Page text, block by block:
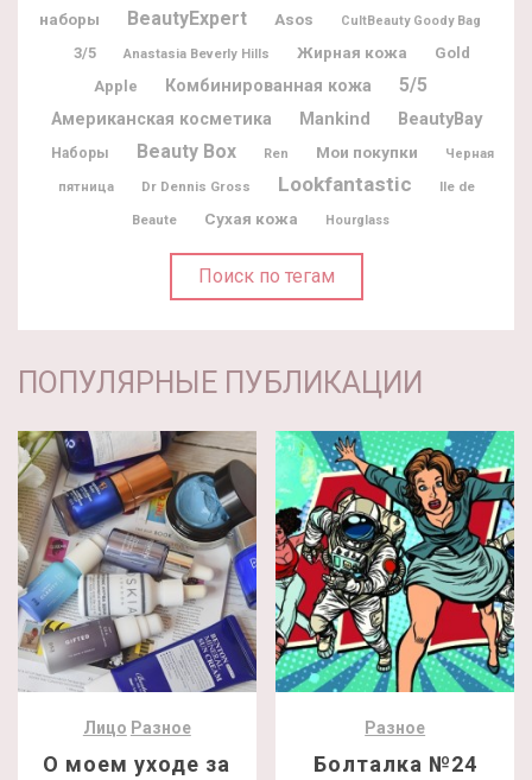
наборы
BeautyExpert Asos CultBeauty Goody Bag
3/5 Anastasia Beverly Hills Жирная кожа
Gold
Apple
Комбинированная кожа 5/5
Американская косметика Mankind BeautyBay
Наборы Beauty Box Ren Мои покупки Черная
пятница Dr Dennis Gross Lookfantastic
Ile de
Beaute
Сухая кожа Hourglass
Поиск по тегам
ПОПУЛЯРНЫЕ ПУБЛИКАЦИИ
Лицо Разное
О моем уходе за
Разное
Болталка №24